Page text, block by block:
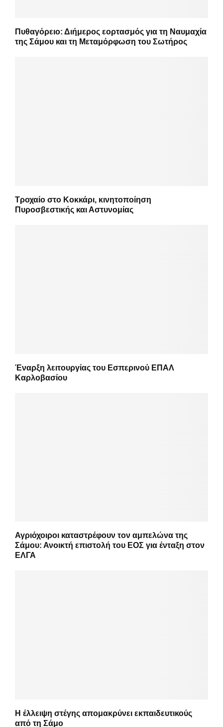
Πυθαγόρειο: Διήμερος εορτασμός για τη Ναυμαχία
της Σάμου και τη Μεταμόρφωση του Σωτήρος
Τροχαίο στο Κοκκάρι, κινητοποίηση
Πυροσβεστικής και Αστυνομίας
Έναρξη λειτουργίας του Εσπερινού ΕΠΑΛ
Καρλοβασίου
Αγριόχοιροι καταστρέφουν τον αμπελώνα της
Σάμου: Ανοικτή επιστολή του ΕΟΣ για ένταξη στον
ΕΛΓΑ
Η έλλειψη στέγης απομακρύνει εκπαιδευτικούς
από τη Σάμο